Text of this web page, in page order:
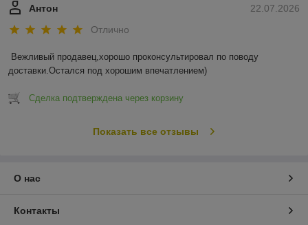
22.07.2026
Антон
Отлично
Вежливый продавец,хорошо проконсультировал по поводу
доставки.Остался под хорошим впечатлением)
Сделка подтверждена через корзину
Показать все отзывы
О нас
Контакты